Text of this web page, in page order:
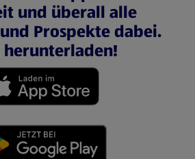
und überall alle
Prospekte dabei.
herunterladen!